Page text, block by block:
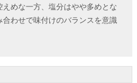
めな一方、塩分はやや多めとな
わせで味付けのバランスを意識